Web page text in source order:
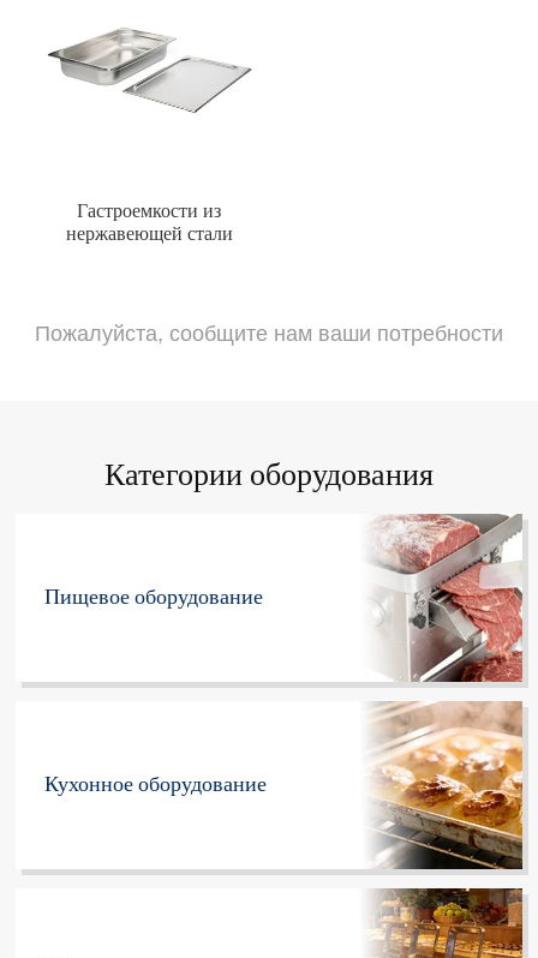
Гастроемкости из
нержавеющей стали
Пожалуйста, сообщите нам ваши потребности
Категории оборудования
Пищевое оборудование
Кухонное оборудование